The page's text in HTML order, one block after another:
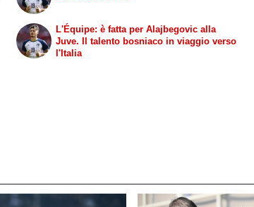
L'Équipe: è fatta per Alajbegovic alla
Juve. Il talento bosniaco in viaggio verso
l'Italia